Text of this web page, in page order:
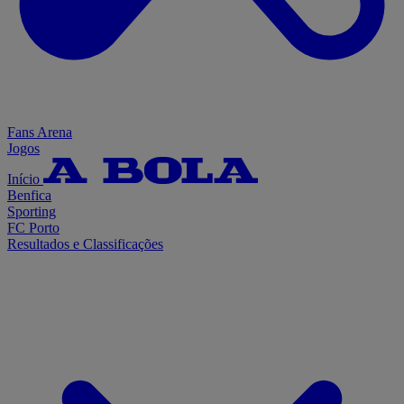
Fans Arena
Jogos
Início
Benfica
Sporting
FC Porto
Resultados e Classificações